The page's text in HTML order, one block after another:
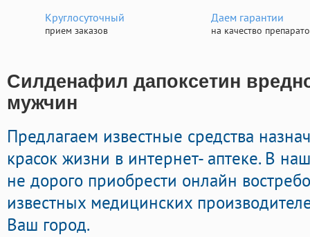
Круглосуточный
прием заказов
Даем гарантии
на качество
Силденафил дапоксетин
мужчин
Предлагаем известные средства
красок жизни в интернет- аптеке. В
не дорого приобрести онлайн
известных медицинских
Ваш город.